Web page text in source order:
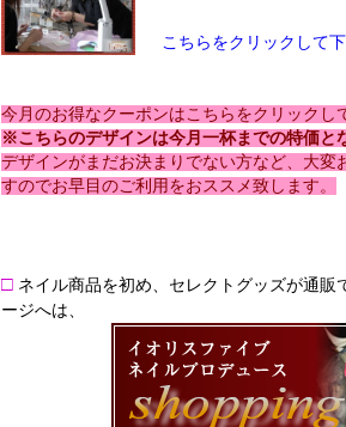
こちらをクリックして下
今月のお得なクーポンはこちらをクリックし
※こちらのデザインは今月一杯までの特価と
デザインがまだお決まりでない方など、大変
すのでお早目のご利用をおススメ致します。
□ ネイル商品を初め、セレクトグッズが通販
ージへは、